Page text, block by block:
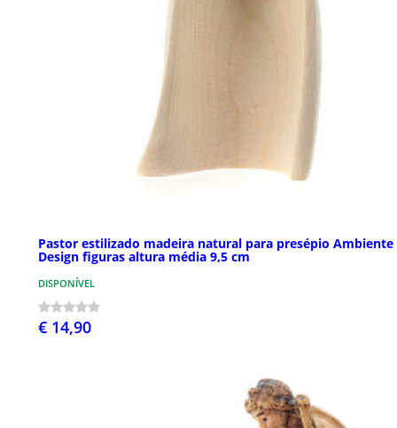
Pastor estilizado madeira natural para presépio Ambiente
Design figuras altura média 9,5 cm
DISPONÍVEL
€ 14,90